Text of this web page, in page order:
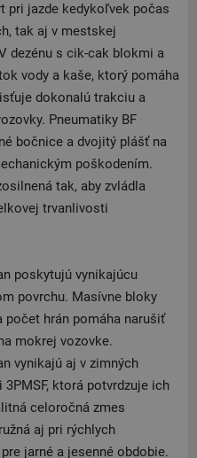
pri jazde kedykoľvek počas
tak aj v mestskej
dezénu s cik-cak blokmi a
vody a kaše, ktorý pomáha
dokonalú trakciu a
Pneumatiky BF
bočnice a dvojitý plášť na
poškodením.
tak, aby zvládla
trvanlivosti
poskytujú vynikajúcu
povrchu. Masívne bloky
hrán pomáha narušiť
mokrej vozovke.
vynikajú aj v zimných
ktorá potvrdzuje ich
celoročná zmes
aj pri rýchlych
jarné a jesenné obdobie.